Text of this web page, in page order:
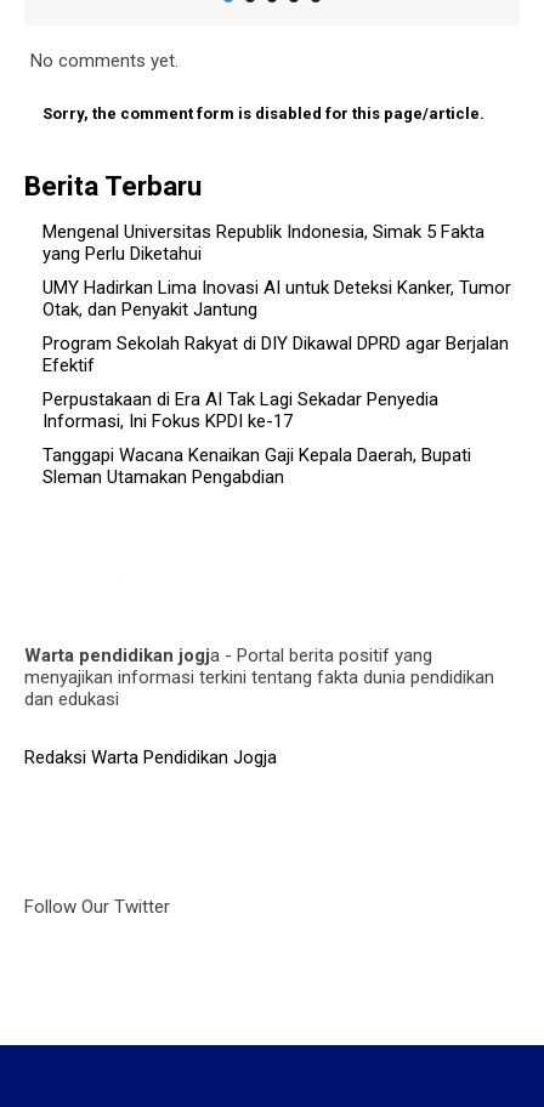
No comments yet.
Sorry, the comment form is disabled for this page/article.
Berita Terbaru
Mengenal Universitas Republik Indonesia, Simak 5 Fakta
yang Perlu Diketahui
UMY Hadirkan Lima Inovasi AI untuk Deteksi Kanker, Tumor
Otak, dan Penyakit Jantung
Program Sekolah Rakyat di DIY Dikawal DPRD agar Berjalan
Efektif
Perpustakaan di Era AI Tak Lagi Sekadar Penyedia
Informasi, Ini Fokus KPDI ke-17
Tanggapi Wacana Kenaikan Gaji Kepala Daerah, Bupati
Sleman Utamakan Pengabdian
Warta pendidikan jogja - Portal berita positif yang
menyajikan informasi terkini tentang fakta dunia pendidikan
dan edukasi
Redaksi Warta Pendidikan Jogja
Follow Our Twitter